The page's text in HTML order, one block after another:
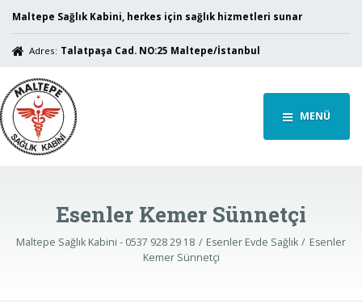
Maltepe Sağlık Kabini, herkes için sağlık hizmetleri sunar
Adres: Talatpaşa Cad. NO:25 Maltepe/İstanbul
MENÜ
Esenler Kemer Sünnetçi
Maltepe Sağlık Kabini - 0537 928 29 18 Esenler Evde Sağlık
Esenler
Kemer Sünnetçi